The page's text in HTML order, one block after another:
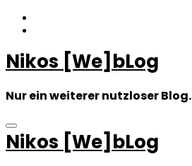
Zum
Inhalt
Nikos [We]bLog
Nur ein weiterer nutzloser Blog.
Nikos [We]bLog